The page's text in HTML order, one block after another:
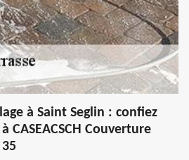
à Saint Seglin : confiez
Couverture